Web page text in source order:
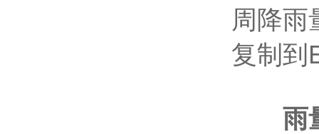
周降雨
复制到
雨